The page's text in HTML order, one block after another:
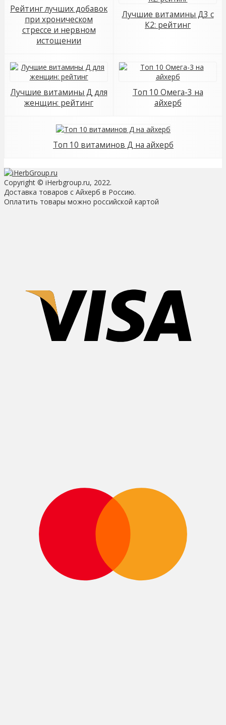
Рейтинг лучших добавок
при хроническом
стрессе и нервном
истощении
Лучшие витамины Д3 с
К2: рейтинг
Лучшие витамины Д для
женщин: рейтинг
Топ 10 Омега-3 на
айхерб
Топ 10 витаминов Д на айхерб
Copyright © iHerbgroup.ru, 2022.
Доставка товаров с Айхерб в Россию.
Оплатить товары можно российской картой